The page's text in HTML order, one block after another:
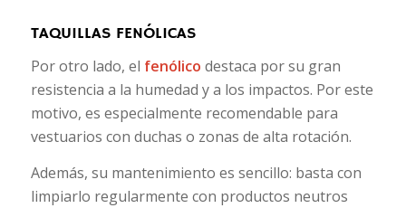
TAQUILLAS FENÓLICAS
Por otro lado, el fenólico destaca por su gran
resistencia a la humedad y a los impactos. Por este
motivo, es especialmente recomendable para
vestuarios con duchas o zonas de alta rotación.
Además, su mantenimiento es sencillo: basta con
limpiarlo regularmente con productos neutros